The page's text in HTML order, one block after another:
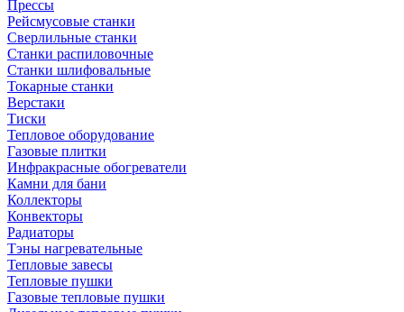
Прессы
Рейсмусовые станки
Сверлильные станки
Станки распиловочные
Станки шлифовальные
Токарные станки
Верстаки
Тиски
Тепловое оборудование
Газовые плитки
Инфракрасные обогреватели
Камни для бани
Коллекторы
Конвекторы
Радиаторы
Тэны нагревательные
Тепловые завесы
Тепловые пушки
Газовые тепловые пушки